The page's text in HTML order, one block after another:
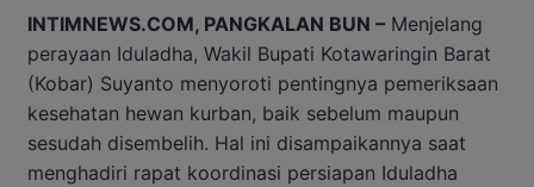
INTIMNEWS.COM, PANGKALAN BUN – Menjelang
perayaan Iduladha, Wakil Bupati Kotawaringin Barat
(Kobar) Suyanto menyoroti pentingnya pemeriksaan
kesehatan hewan kurban, baik sebelum maupun
sesudah disembelih. Hal ini disampaikannya saat
menghadiri rapat koordinasi persiapan Iduladha